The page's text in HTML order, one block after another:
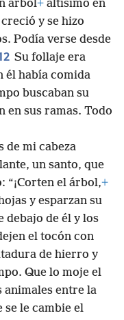
árbol+ altísimo en
y se hizo
Podía verse desde
Su follaje era
él había comida
buscaban su
en sus ramas. Todo
de mi cabeza
un santo, que
“¡Corten el árbol,+
y esparzan su
debajo de él y los
el tocón con
de hierro y
Que lo moje el
animales entre la
se le cambie el